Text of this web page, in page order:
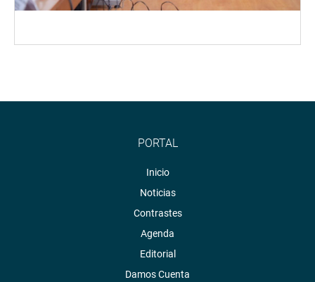
PORTAL
Inicio
Noticias
Contrastes
Agenda
Editorial
Damos Cuenta